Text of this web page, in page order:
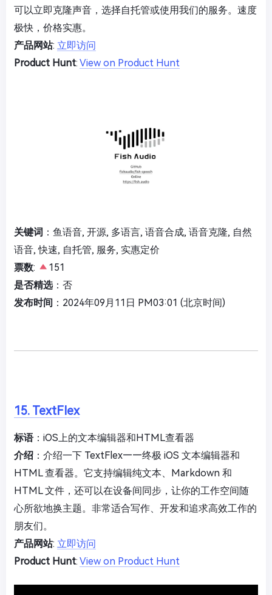
可以立即克隆声音，选择自托管或使用我们的服务。速度
极快，价格实惠。
产品网站: 立即访问
Product Hunt: View on Product Hunt
关键词 ：鱼语音, 开源, 多语言, 语音合成, 语音克隆, 自然
语音, 快速, 自托管, 服务, 实惠定价
票数:
151
是否精选：否
发布时间 ：2024年09月11日 PM03:01 (北京时间)
15. TextFlex
标语：iOS上的文本编辑器和HTML查看器
介绍 ：介绍一下 TextFlex——终极 iOS 文本编辑器和
HTML 查看器。它支持编辑纯文本、Markdown 和
HTML 文件，还可以在设备间同步，让你的工作空间随
心所欲地换主题。非常适合写作、开发和追求高效工作的
朋友们。
产品网站: 立即访问
Product Hunt: View on Product Hunt